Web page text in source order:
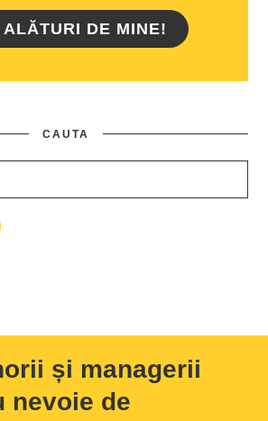
ALĂTURI DE MINE!
CAUTA
și managerii
nevoie de